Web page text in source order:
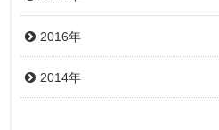
2016年
2014年